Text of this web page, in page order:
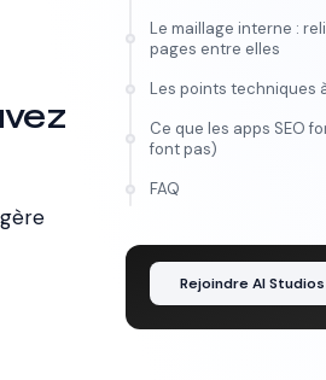
Le maillage interne :
pages entre elles
Les points techniques
Ce que les apps SEO
font pas)
FAQ
Rejoindre AI Studios